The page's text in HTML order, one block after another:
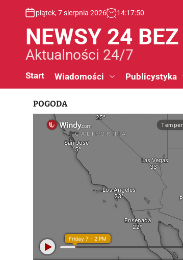
piątek, 7 sierpnia 2026 14:17:51
NEWSY 24
Aktualności 24/7
Start Wiadomości Publicystyka
POGODA